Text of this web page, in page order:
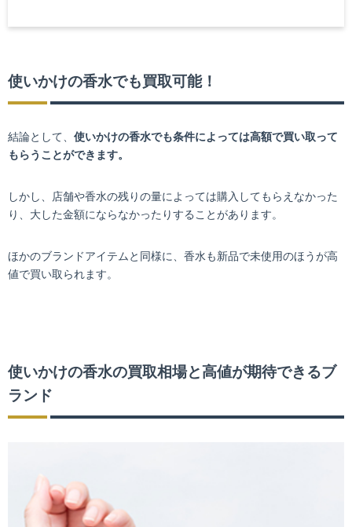
使いかけの香水でも買取可能！
結論として、 使いかけの香水でも条件によっては高額で買い取って
もらうことができます。
しかし、店舗や香水の残りの量によっては購入してもらえなかった
り、大した金額にならなかったりすることがあります。
ほかのブランドアイテムと同様に、香水も新品で未使用のほうが高
値で買い取られます。
使いかけの香水の買取相場と高値が期待できるブ
ランド